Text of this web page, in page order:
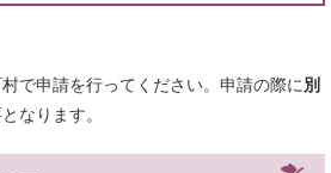
で申請を行ってください。申請の際に別
なります。